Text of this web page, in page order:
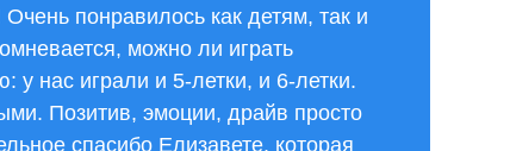
понравилось как детям, так и
можно ли играть
у нас играли и 5-летки, и 6-летки.
Позитив, эмоции, драйв просто
спасибо Елизавете, которая